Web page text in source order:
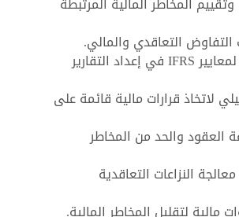
التفاوض التعاقدي والمالي.
فهم معمق لمعايير IFRS في إعداد التقارير
لاتخاذ قرارات مالية قائمة على
العقود والحد من المخاطر
النزاعات التعاقدية
مالية لتقليل المخاطر المالية.